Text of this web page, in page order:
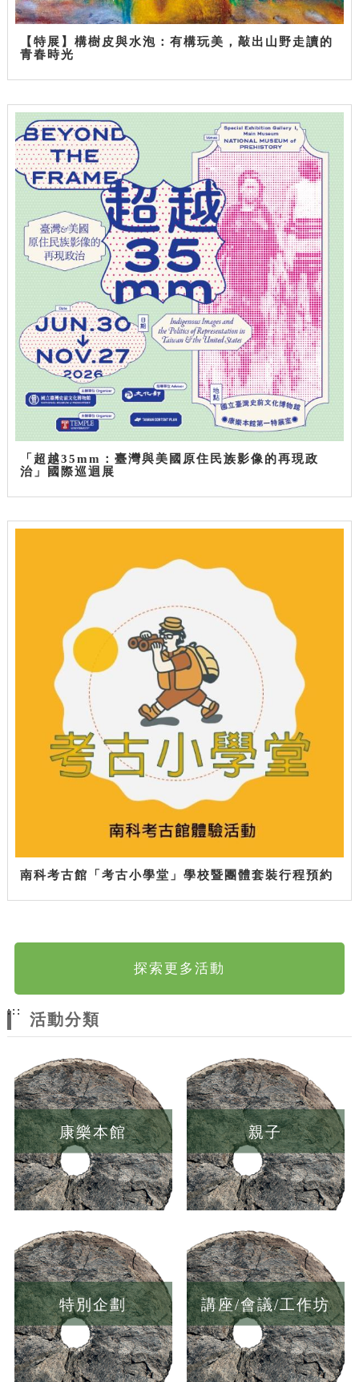
【特展】構樹皮與水泡：有構玩美，敲出山野走讀的
青春時光
「超越35mm：臺灣與美國原住民族影像的再現政
治」國際巡迴展
南科考古館「考古小學堂」學校暨團體套裝行程預約
探索更多活動
:::
活動分類
康樂本館 親子
特別企劃 講座/會議/工作坊